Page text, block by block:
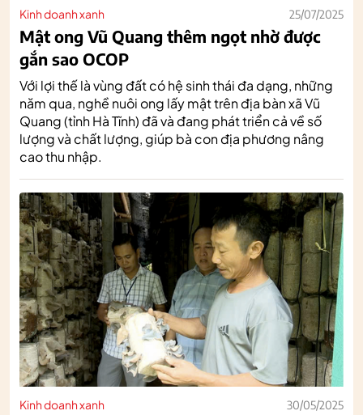
Kinh doanh xanh 25/07/2025
Mật ong Vũ Quang thêm ngọt nhờ được
gắn sao OCOP
Với lợi thế là vùng đất có hệ sinh thái đa dạng, những
năm qua, nghề nuôi ong lấy mật trên địa bàn xã Vũ
Quang (tỉnh Hà Tĩnh) đã và đang phát triển cả về số
lượng và chất lượng, giúp bà con địa phương nâng
cao thu nhập.
Kinh doanh xanh 30/05/2025